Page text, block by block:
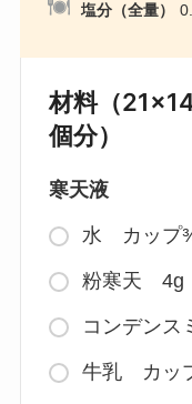
塩分（全量）
材料（
個分）
寒天液
水 カップ
粉寒天 4g
コンデンス
牛乳 カッ